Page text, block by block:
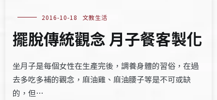
2016-10-18 文教生活
擺脫傳統觀念 月子餐客製化
坐月子是每個女性在生產完後，調養身體的習俗，在過
去多吃多補的觀念，麻油雞、麻油腰子等是不可或缺
的，但…